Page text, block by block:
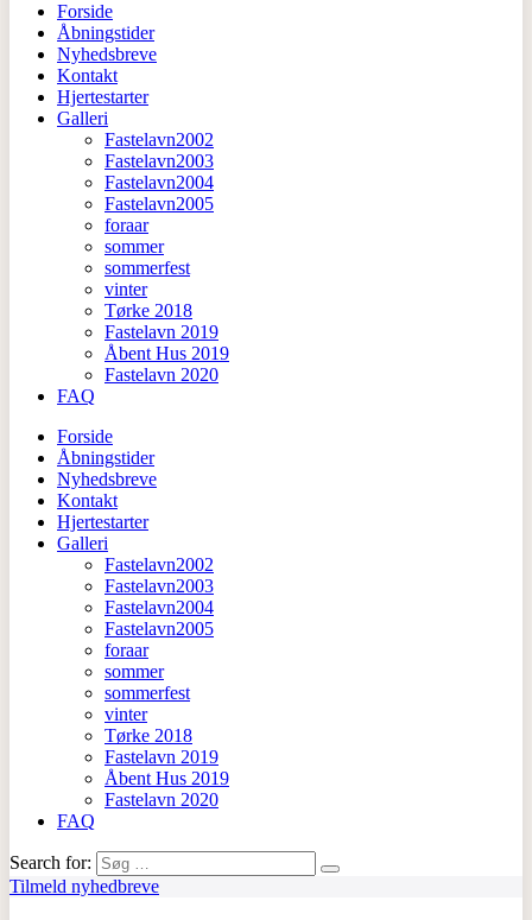
Forside
Åbningstider
Nyhedsbreve
Kontakt
Hjertestarter
Galleri
Fastelavn2002
Fastelavn2003
Fastelavn2004
Fastelavn2005
foraar
sommer
sommerfest
vinter
Tørke 2018
Fastelavn 2019
Åbent Hus 2019
Fastelavn 2020
FAQ
Forside
Åbningstider
Nyhedsbreve
Kontakt
Hjertestarter
Galleri
Fastelavn2002
Fastelavn2003
Fastelavn2004
Fastelavn2005
foraar
sommer
sommerfest
vinter
Tørke 2018
Fastelavn 2019
Åbent Hus 2019
Fastelavn 2020
FAQ
Search for:
Tilmeld nyhedbreve